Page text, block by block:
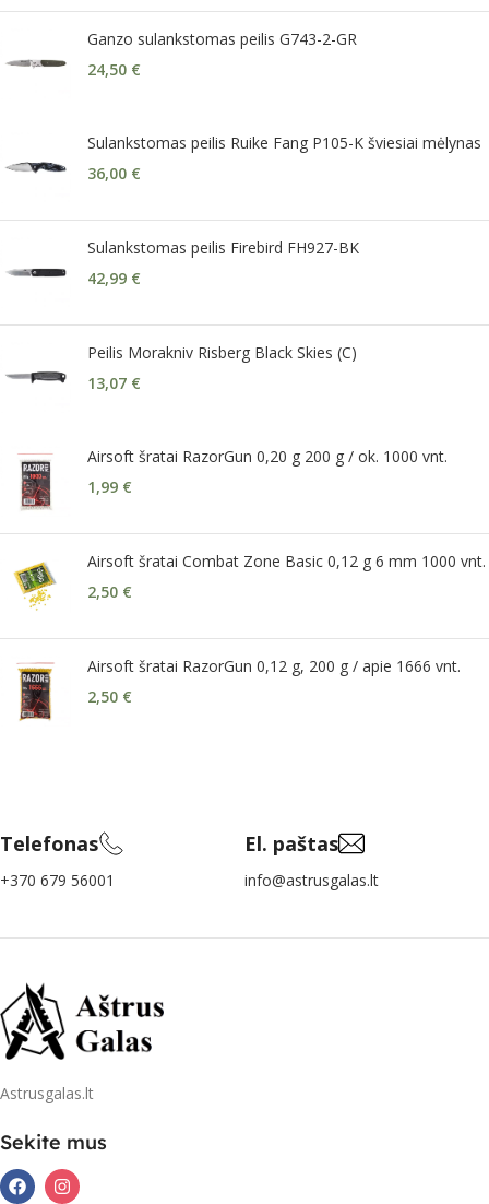
Ganzo sulankstomas peilis G743-2-GR
24,50 €
Sulankstomas peilis Ruike Fang P105-K šviesiai mėlynas
36,00 €
Sulankstomas peilis Firebird FH927-BK
42,99 €
Peilis Morakniv Risberg Black Skies (C)
13,07 €
Airsoft šratai RazorGun 0,20 g 200 g / ok. 1000 vnt.
1,99 €
Airsoft šratai Combat Zone Basic 0,12 g 6 mm 1000 vnt.
2,50 €
Airsoft šratai RazorGun 0,12 g, 200 g / apie 1666 vnt.
2,50 €
Telefonas
+370 679 56001
El. paštas
info@astrusgalas.lt
Astrusgalas.lt
Sekite mus